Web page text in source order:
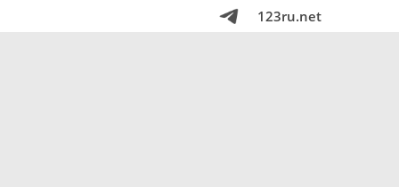
123ru.net